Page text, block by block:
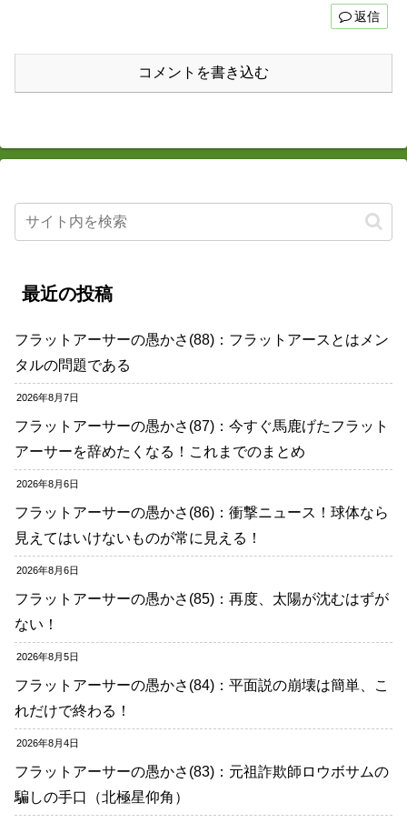
返信
コメントを書き込む
最近の投稿
フラットアーサーの愚かさ(88)：フラットアースとはメン
タルの問題である
2026年8月7日
フラットアーサーの愚かさ(87)：今すぐ馬鹿げたフラット
アーサーを辞めたくなる！これまでのまとめ
2026年8月6日
フラットアーサーの愚かさ(86)：衝撃ニュース！球体なら
見えてはいけないものが常に見える！
2026年8月6日
フラットアーサーの愚かさ(85)：再度、太陽が沈むはずが
ない！
2026年8月5日
フラットアーサーの愚かさ(84)：平面説の崩壊は簡単、こ
れだけで終わる！
2026年8月4日
フラットアーサーの愚かさ(83)：元祖詐欺師ロウボサムの
騙しの手口（北極星仰角）